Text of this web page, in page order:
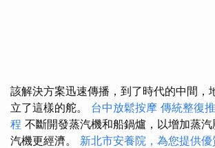
該解決方案迅速傳播，到了時代的中間，
立了這樣的舵。 台中放鬆按摩 傳統整復
程 不斷開發蒸汽機和船鍋爐，以增加蒸
汽機更經濟。 新北市安養院，為您提供